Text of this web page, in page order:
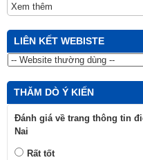
Xem thêm
LIÊN KẾT WEBISTE
THĂM DÒ Ý KIẾN
Đánh giá về trang thông tin
Nai
Rất tốt